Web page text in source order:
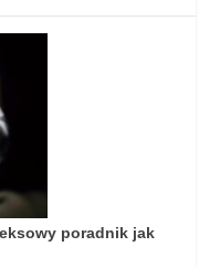
poradnik jak